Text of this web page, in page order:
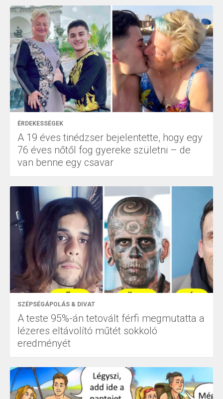
ÉRDEKESSÉGEK
A 19 éves tinédzser bejelentette, hogy egy
76 éves nőtől fog gyereke születni – de
van benne egy csavar
SZÉPSÉGÁPOLÁS & DIVAT
A teste 95%-án tetovált férfi megmutatta a
lézeres eltávolító műtét sokkoló
eredményét